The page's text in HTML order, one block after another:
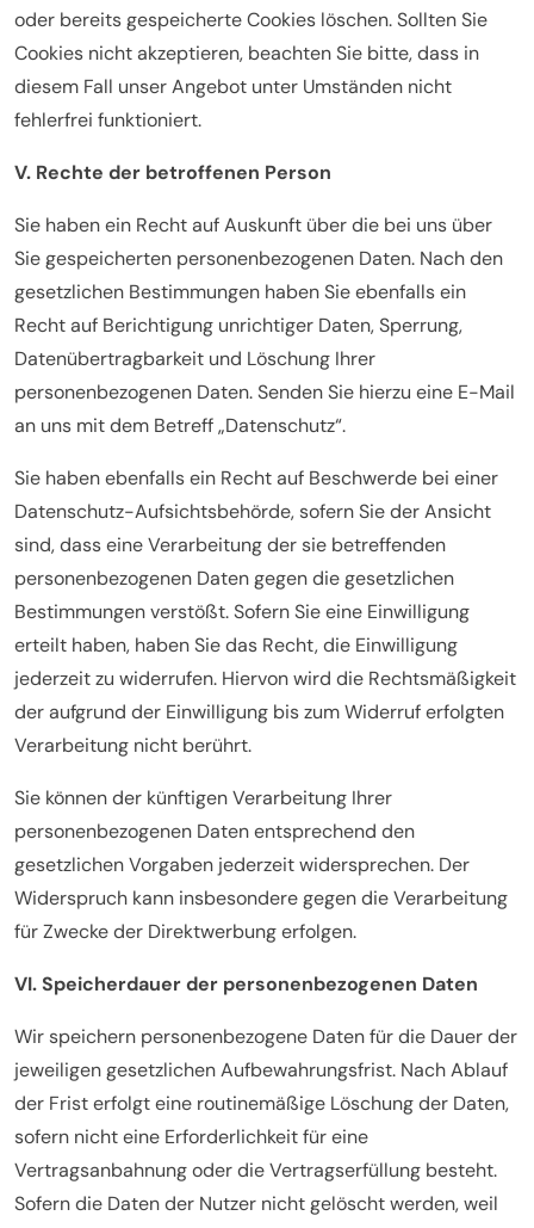
oder bereits gespeicherte Cookies löschen. Sollten Sie
Cookies nicht akzeptieren, beachten Sie bitte, dass in
diesem Fall unser Angebot unter Umständen nicht
fehlerfrei funktioniert.
V. Rechte der betroffenen Person
Sie haben ein Recht auf Auskunft über die bei uns über
Sie gespeicherten personenbezogenen Daten. Nach den
gesetzlichen Bestimmungen haben Sie ebenfalls ein
Recht auf Berichtigung unrichtiger Daten, Sperrung,
Datenübertragbarkeit und Löschung Ihrer
personenbezogenen Daten. Senden Sie hierzu eine E-Mail
an uns mit dem Betreff „Datenschutz“.
Sie haben ebenfalls ein Recht auf Beschwerde bei einer
Datenschutz-Aufsichtsbehörde, sofern Sie der Ansicht
sind, dass eine Verarbeitung der sie betreffenden
personenbezogenen Daten gegen die gesetzlichen
Bestimmungen verstößt. Sofern Sie eine Einwilligung
erteilt haben, haben Sie das Recht, die Einwilligung
jederzeit zu widerrufen. Hiervon wird die Rechtsmäßigkeit
der aufgrund der Einwilligung bis zum Widerruf erfolgten
Verarbeitung nicht berührt.
Sie können der künftigen Verarbeitung Ihrer
personenbezogenen Daten entsprechend den
gesetzlichen Vorgaben jederzeit widersprechen. Der
Widerspruch kann insbesondere gegen die Verarbeitung
für Zwecke der Direktwerbung erfolgen.
VI. Speicherdauer der personenbezogenen Daten
Wir speichern personenbezogene Daten für die Dauer der
jeweiligen gesetzlichen Aufbewahrungsfrist. Nach Ablauf
der Frist erfolgt eine routinemäßige Löschung der Daten,
sofern nicht eine Erforderlichkeit für eine
Vertragsanbahnung oder die Vertragserfüllung besteht.
Sofern die Daten der Nutzer nicht gelöscht werden, weil